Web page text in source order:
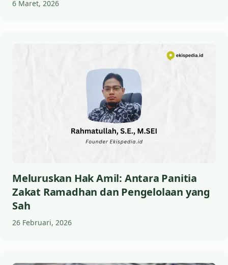
6 Maret, 2026
Meluruskan Hak Amil: Antara Panitia
Zakat Ramadhan dan Pengelolaan yang
Sah
26 Februari, 2026